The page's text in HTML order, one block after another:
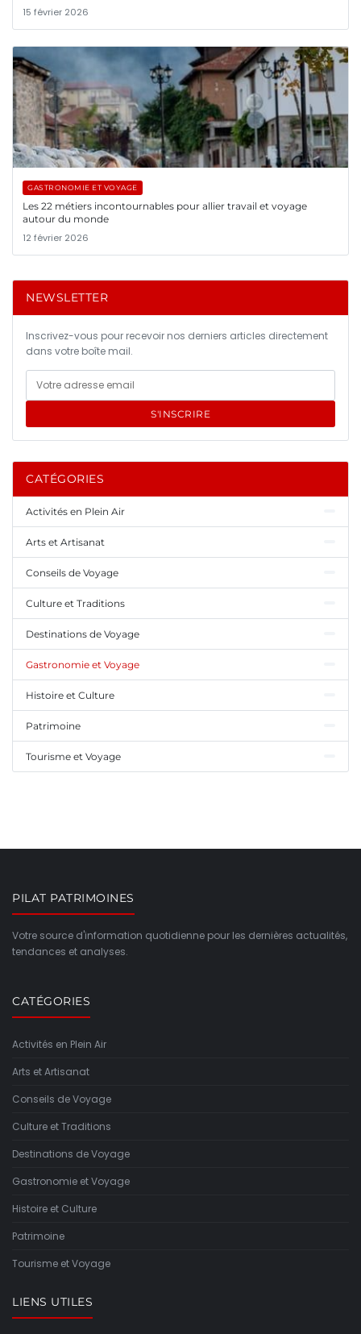
15 février 2026
GASTRONOMIE ET VOYAGE
Les 22 métiers incontournables pour allier travail et voyage
autour du monde
12 février 2026
NEWSLETTER
Inscrivez-vous pour recevoir nos derniers articles directement
dans votre boîte mail.
S'INSCRIRE
CATÉGORIES
Activités en Plein Air
Arts et Artisanat
Conseils de Voyage
Culture et Traditions
Destinations de Voyage
Gastronomie et Voyage
Histoire et Culture
Patrimoine
Tourisme et Voyage
PILAT PATRIMOINES
Votre source d'information quotidienne pour les dernières actualités,
tendances et analyses.
CATÉGORIES
Activités en Plein Air
Arts et Artisanat
Conseils de Voyage
Culture et Traditions
Destinations de Voyage
Gastronomie et Voyage
Histoire et Culture
Patrimoine
Tourisme et Voyage
LIENS UTILES